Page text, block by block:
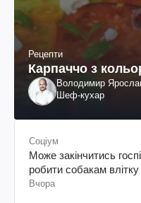
Рецепти
Карпаччо з
Володимир
Шеф-кухар
Соціум
Може закінчитись
робити собакам влітку
Вчора